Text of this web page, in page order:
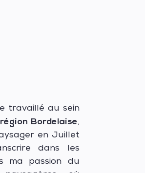
travaillé au sein
région Bordelaise,
en Juillet
dans les
ma passion du